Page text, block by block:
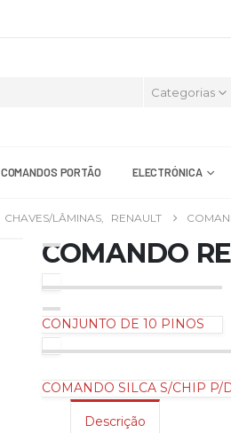
Categorias
COMANDOS PORTÃO ELECTRÓNICA
CHAVES/LÂMINAS RENAULT
COMANDO
CONJUNTO DE 10 PINOS
COMANDO SILCA S/CHIP P/
Descrição